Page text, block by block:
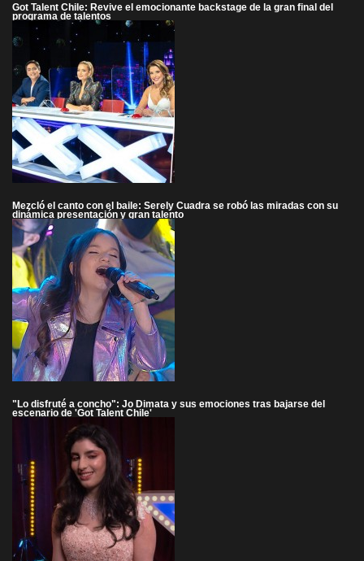
Got Talent Chile: Revive el emocionante backstage de la gran final del
programa de talentos
Mezcló el canto con el baile: Serely Cuadra se robó las miradas con su
dinámica presentación y gran talento
"Lo disfruté a concho": Jo Dimata y sus emociones tras bajarse del
escenario de 'Got Talent Chile'